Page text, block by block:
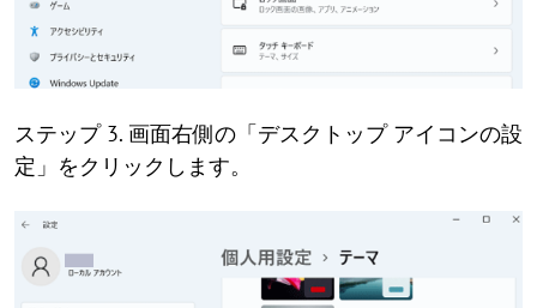
ステップ 3. 画面右側の「デスクトップ アイコンの設
定」をクリックします。